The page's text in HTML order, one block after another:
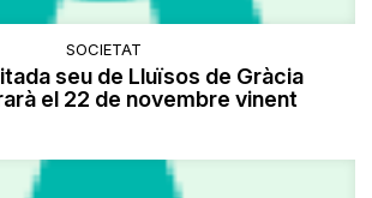
SOCIETAT
seu de Lluïsos de Gràcia
el 22 de novembre vinent